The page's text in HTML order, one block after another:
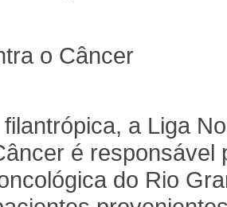
o Câncer
a Liga
é responsável
do Rio